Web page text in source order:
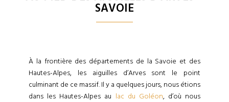
SAVOIE
À la frontière des départements de la Savoie et des
Hautes-Alpes, les aiguilles d’Arves sont le point
culminant de ce massif. Il y a quelques jours, nous étions
dans les Hautes-Alpes au lac du Goléon, d’où nous